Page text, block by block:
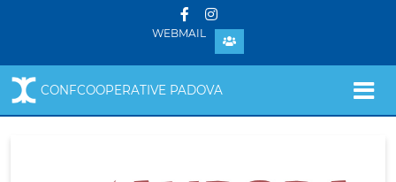
WEBMAIL
CONFCOOPERATIVE PADOVA